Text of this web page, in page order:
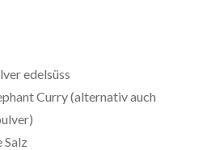
edelsüss
Curry (alter­na­tiv auch
Salz